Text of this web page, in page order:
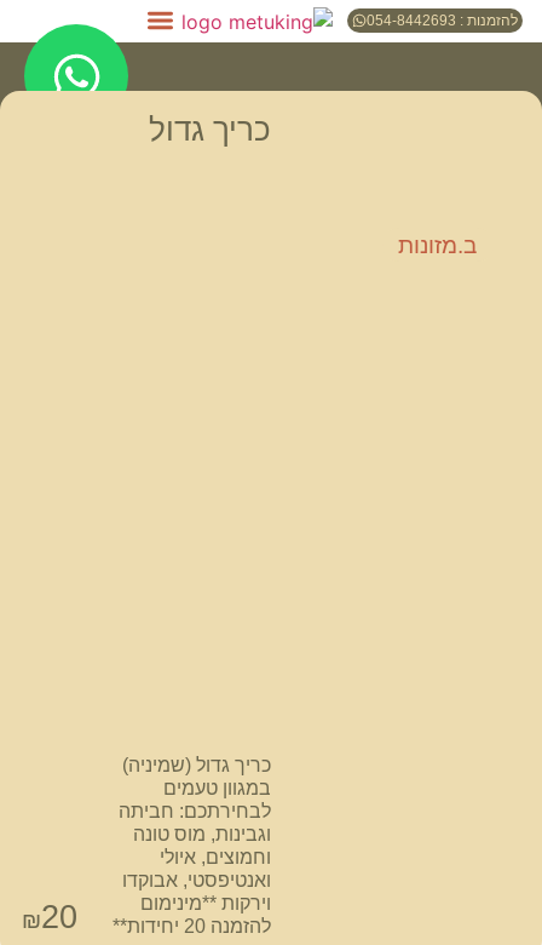
להזמנות : 054-8442693
ב.מזונות
כריך גדול
כריך גדול (שמיניה)
במגוון טעמים
לבחירתכם: חביתה
וגבינות, מוס טונה
וחמוצים, איולי
ואנטיפסטי, אבוקדו
וירקות **מינימום
להזמנה 20 יחידות**
₪20